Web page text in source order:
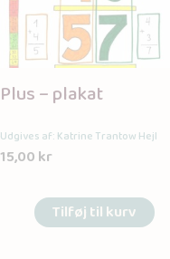
Plus – plakat
Udgives af: Katrine Trantow Hejl
15,00kr
Tilføj til kurv